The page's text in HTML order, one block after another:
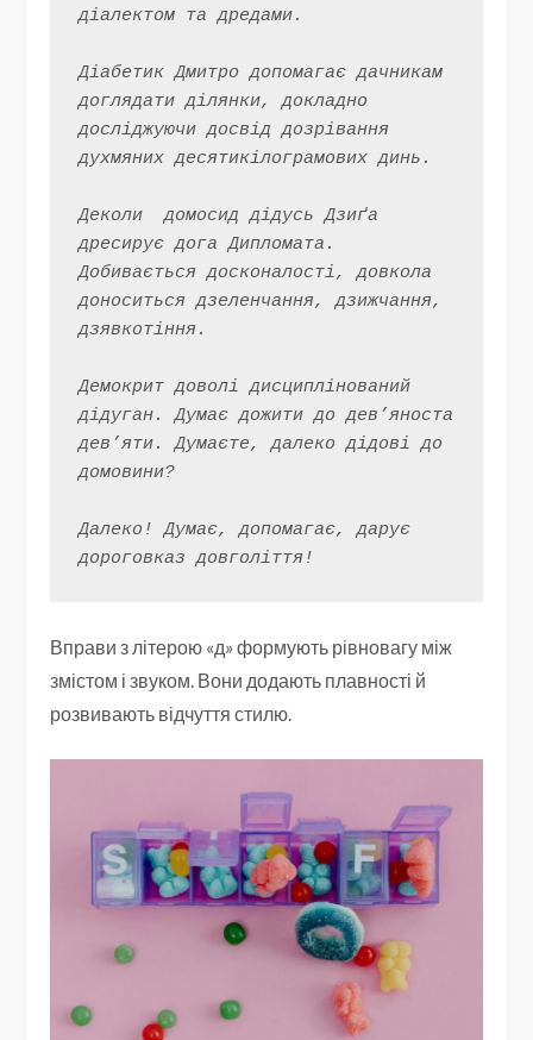
діалектом та дредами.
Діабетик Дмитро допомагає дачникам
доглядати ділянки, докладно
досліджуючи досвід дозрівання
духмяних десятикілограмових динь.
Деколи  домосид дідусь Дзиґа
дресирує дога Дипломата.
Добивається досконалості, довкола
доноситься дзеленчання, дзижчання,
дзявкотіння.
Демокрит доволі дисциплінований
дідуган. Думає дожити до дев’яноста
дев’яти. Думаєте, далеко дідові до
домовини?
Далеко! Думає, допомагає, дарує
дороговказ довголіття!
Вправи з літерою «д» формують рівновагу між
змістом і звуком. Вони додають плавності й
розвивають відчуття стилю.